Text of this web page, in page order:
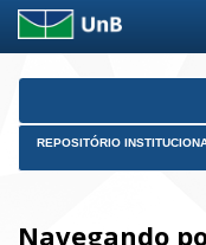
Skip
REPOSITÓRIO
Navegando